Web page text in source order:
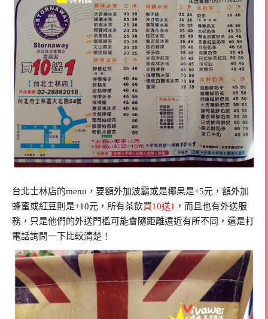
台北士林店的menu，要額外加波霸或是椰果是+5元，額外加
蜂蜜或紅豆則是+10元，所有茶飲買10送1 ，而且也有外送服
務，只是他們的外送門檻可能會隨距離遠近有所不同，還是打
電話詢問一下比較清楚！